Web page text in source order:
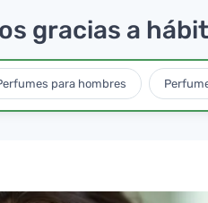
gracias a
para hombres